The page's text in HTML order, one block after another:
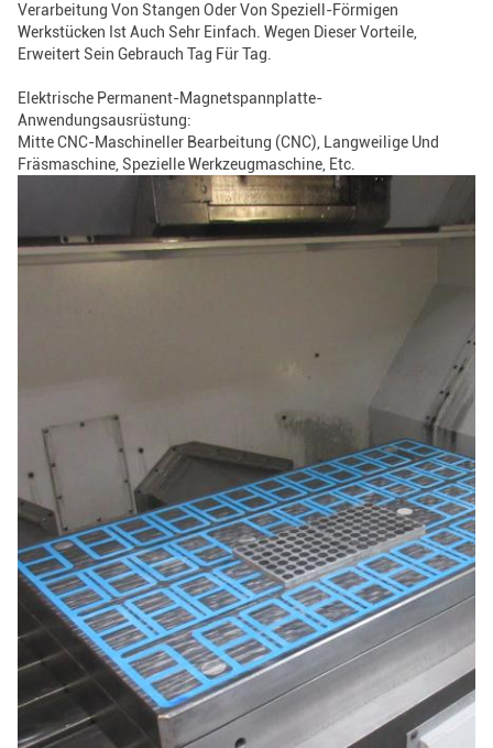
Verarbeitung Von Stangen Oder Von Speziell-Förmigen
Werkstücken Ist Auch Sehr Einfach. Wegen Dieser Vorteile,
Erweitert Sein Gebrauch Tag Für Tag.
Elektrische Permanent-Magnetspannplatte-
Anwendungsausrüstung:
Mitte CNC-Maschineller Bearbeitung (CNC), Langweilige Und
Fräsmaschine, Spezielle Werkzeugmaschine, Etc.